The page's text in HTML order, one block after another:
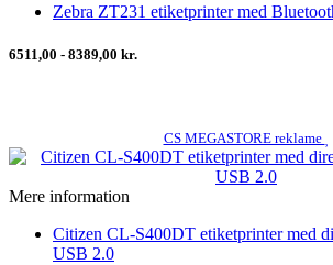
Zebra ZT231 etiketprinter med
6511,00 - 8389,00 kr.
CS MEGASTORE reklame
Mere information
Citizen CL-S400DT etiketprinter med
USB 2.0